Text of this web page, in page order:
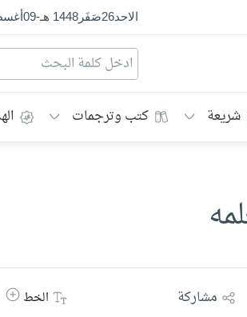
الاحد26صَفَر1448 هـ -
09
شريعة كتب وترجمات
مشاركة الخط